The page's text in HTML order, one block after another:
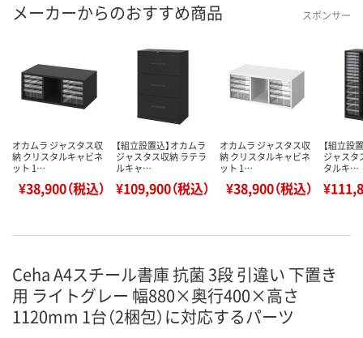
メーカーからのおすすめ商品 スポンサー
オカムラ ジャスタス収
納 クリスタルキャビネ
ット 1…
¥38,900（税込）
【組立設置込】オカムラ
ジャスタス収納 ラテラ
ルキャ…
¥109,900（税込）
オカムラ ジャスタス収
納 クリスタルキャビネ
ット 1…
¥38,900（税込）
【組立設
ジャスタ
タルキ…
Ceha A4スチール書庫 抗菌 3段 引違い 下置き
用 ライトグレー 幅880×奥行400×高さ
1120mm 1台（2梱包）に対応するパーツ